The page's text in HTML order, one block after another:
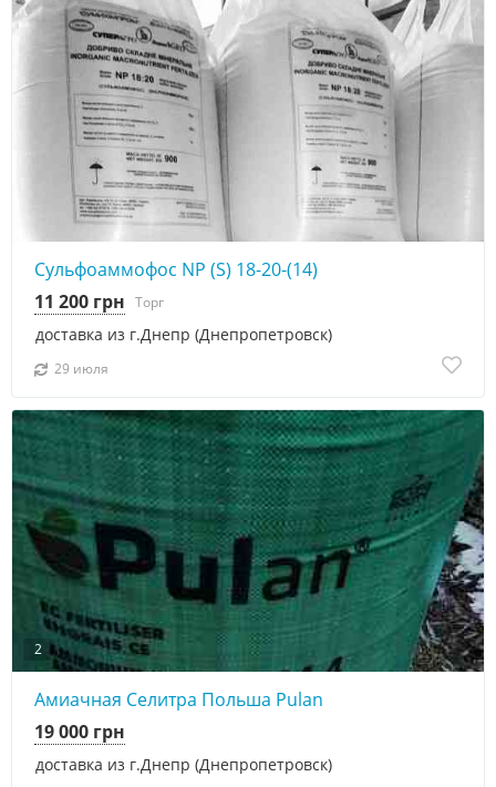
Сульфоаммофос NP (S) 18-20-(14)
доставка из г.Днепр (Днепропетровск)
11 200 грн Торг
29 июля
2
Амиачная Селитра Польша Pulan
доставка из г.Днепр (Днепропетровск)
19 000 грн